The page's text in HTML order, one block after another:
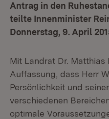
Antrag in den
teilte Innenminister
Donnerstag, 9. April
Mit Landrat Dr. Matthias
Auffassung, dass Herr
Persönlichkeit und
verschiedenen
optimale